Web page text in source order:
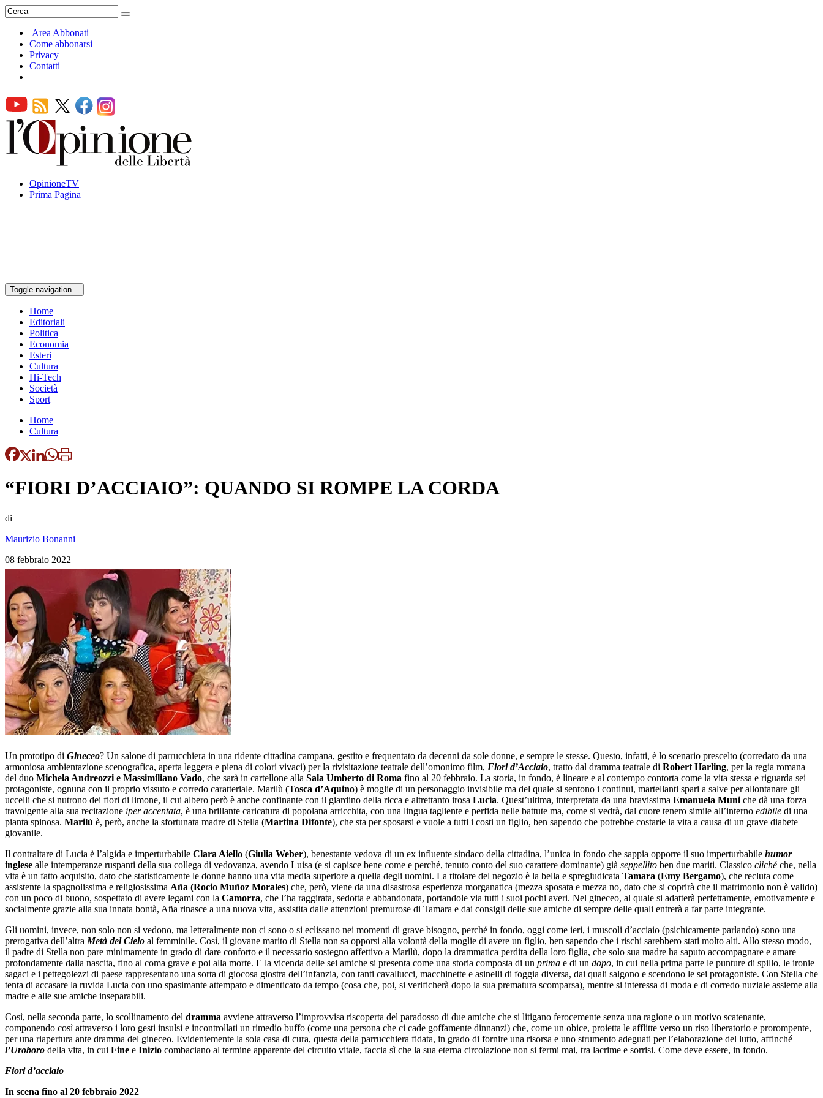
Area Abbonati
Come abbonarsi
Privacy
Contatti
OpinioneTV
Prima Pagina
Toggle navigation
Home
Editoriali
Politica
Economia
Esteri
Cultura
Hi-Tech
Società
Sport
Home
Cultura
“FIORI D’ACCIAIO”: QUANDO SI ROMPE LA CORDA
di
Maurizio Bonanni
08 febbraio 2022
Un prototipo di Gineceo? Un salone di parrucchiera in una ridente cittadina campana, gestito e frequentato da decenni da sole donne, e sempre le stesse. Questo, infatti, è lo scenario prescelto (corredato da una
armoniosa ambientazione scenografica, aperta leggera e piena di colori vivaci) per la rivisitazione teatrale dell’omonimo film, Fiori d’Acciaio, tratto dal dramma teatrale di Robert Harling, per la regia romana
del duo Michela Andreozzi e Massimiliano Vado, che sarà in cartellone alla Sala Umberto di Roma fino al 20 febbraio. La storia, in fondo, è lineare e al contempo contorta come la vita stessa e riguarda sei
protagoniste, ognuna con il proprio vissuto e corredo caratteriale. Marilù (Tosca d’Aquino) è moglie di un personaggio invisibile ma del quale si sentono i continui, martellanti spari a salve per allontanare gli
uccelli che si nutrono dei fiori di limone, il cui albero però è anche confinante con il giardino della ricca e altrettanto irosa Lucia. Quest’ultima, interpretata da una bravissima Emanuela Muni che dà una forza
travolgente alla sua recitazione iper accentata, è una brillante caricatura di popolana arricchita, con una lingua tagliente e perfida nelle battute ma, come si vedrà, dal cuore tenero simile all’interno edibile di una
pianta spinosa. Marilù è, però, anche la sfortunata madre di Stella (Martina Difonte), che sta per sposarsi e vuole a tutti i costi un figlio, ben sapendo che potrebbe costarle la vita a causa di un grave diabete
giovanile.
Il contraltare di Lucia è l’algida e imperturbabile Clara Aiello (Giulia Weber), benestante vedova di un ex influente sindaco della cittadina, l’unica in fondo che sappia opporre il suo imperturbabile humor
inglese alle intemperanze ruspanti della sua collega di vedovanza, avendo Luisa (e si capisce bene come e perché, tenuto conto del suo carattere dominante) già seppellito ben due mariti. Classico clichéche, nella
vita è un fatto acquisito, dato che statisticamente le donne hanno una vita media superiore a quella degli uomini. La titolare del negozio è la bella e spregiudicata Tamara (Emy Bergamo), che recluta come
assistente la spagnolissima e religiosissima Aña (Rocio Muñoz Morales) che, però, viene da una disastrosa esperienza morganatica (mezza sposata e mezza no, dato che si coprirà che il matrimonio non è valido)
con un poco di buono, sospettato di avere legami con la Camorra, che l’ha raggirata, sedotta e abbandonata, portandole via tutti i suoi pochi averi. Nel gineceo, al quale si adatterà perfettamente, emotivamente e
socialmente grazie alla sua innata bontà, Aña rinasce a una nuova vita, assistita dalle attenzioni premurose di Tamara e dai consigli delle sue amiche di sempre delle quali entrerà a far parte integrante.
Gli uomini, invece, non solo non si vedono, ma letteralmente non ci sono o si eclissano nei momenti di grave bisogno, perché in fondo, oggi come ieri, i muscoli d’acciaio (psichicamente parlando) sono una
prerogativa dell’altra Metà del Cielo al femminile. Così, il giovane marito di Stella non sa opporsi alla volontà della moglie di avere un figlio, ben sapendo che i rischi sarebbero stati molto alti. Allo stesso modo,
il padre di Stella non pare minimamente in grado di dare conforto e il necessario sostegno affettivo a Marilù, dopo la drammatica perdita della loro figlia, che solo sua madre ha saputo accompagnare e amare
profondamente dalla nascita, fino al coma grave e poi alla morte. E la vicenda delle sei amiche si presenta come una storia composta di un prima e di un dopo, in cui nella prima parte le punture di spillo, le ironie
sagaci e i pettegolezzi di paese rappresentano una sorta di giocosa giostra dell’infanzia, con tanti cavallucci, macchinette e asinelli di foggia diversa, dai quali salgono e scendono le sei protagoniste. Con Stella che
tenta di accasare la ruvida Lucia con uno spasimante attempato e dimenticato da tempo (cosa che, poi, si verificherà dopo la sua prematura scomparsa), mentre si interessa di moda e di corredo nuziale assieme alla
madre e alle sue amiche inseparabili.
Così, nella seconda parte, lo scollinamento del dramma avviene attraverso l’improvvisa riscoperta del paradosso di due amiche che si litigano ferocemente senza una ragione o un motivo scatenante,
componendo così attraverso i loro gesti insulsi e incontrollati un rimedio buffo (come una persona che ci cade goffamente dinnanzi) che, come un obice, proietta le afflitte verso un riso liberatorio e prorompente,
per una riapertura ante dramma del gineceo. Evidentemente la sola casa di cura, questa della parrucchiera fidata, in grado di fornire una risorsa e uno strumento adeguati per l’elaborazione del lutto, affinché
l’Uroboro della vita, in cui Fine e Inizio combaciano al termine apparente del circuito vitale, faccia sì che la sua eterna circolazione non si fermi mai, tra lacrime e sorrisi. Come deve essere, in fondo.
Fiori d’acciaio
In scena fino al 20 febbraio 2022